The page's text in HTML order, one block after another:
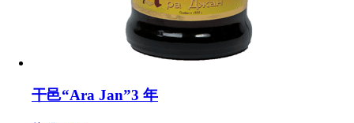
干邑“Ara Jan”3 年